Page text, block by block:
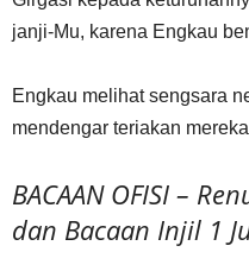
janji-Mu, karena Engkau
Engkau melihat sengsara
mendengar teriakan
BACAAN OFISI –
dan Bacaan Injil 1